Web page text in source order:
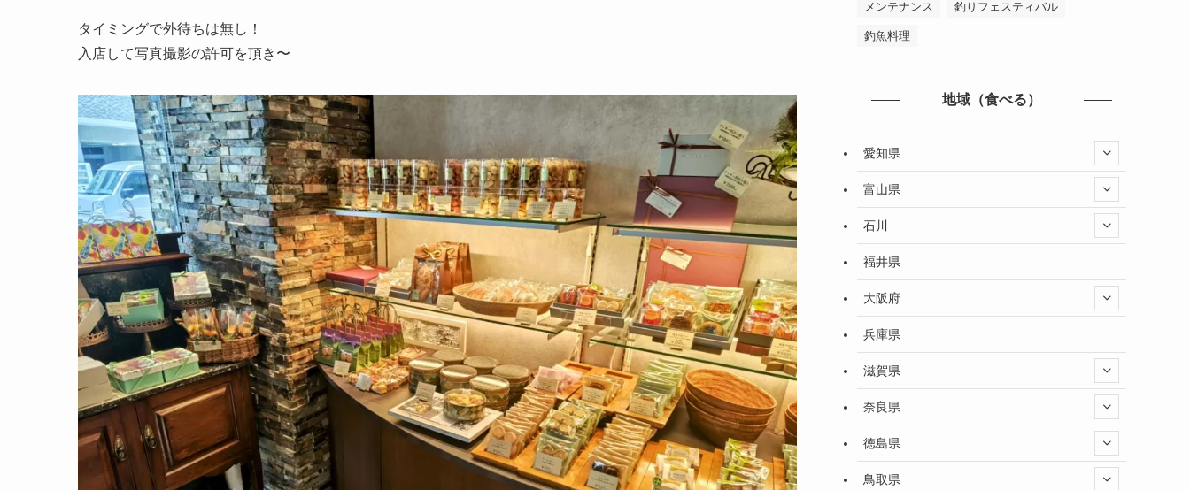
タイミングで外待ちは無し！
入店して写真撮影の許可を頂き〜
メンテナンス 釣りフェスティバル
釣魚料理
地域（食べる）
愛知県
富山県
石川
福井県
大阪府
兵庫県
滋賀県
奈良県
徳島県
鳥取県